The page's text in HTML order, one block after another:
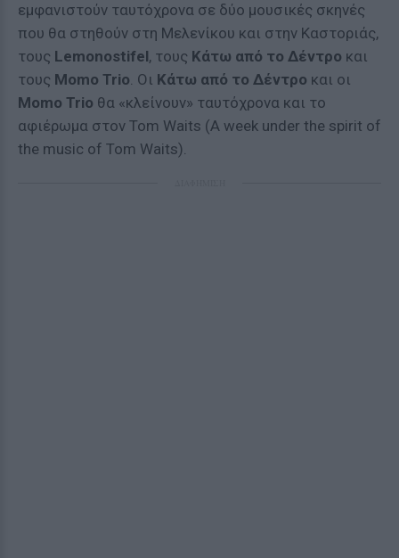
εμφανιστούν ταυτόχρονα σε δύο μουσικές σκηνές
που θα στηθούν στη Μελενίκου και στην Καστοριάς,
τους Lemonostifel, τους Κάτω από το Δέντρο και
τους Momo Trio. Οι Κάτω από το Δέντρο και οι
Momo Trio θα «κλείνουν» ταυτόχρονα και το
αφιέρωμα στον Tom Waits (A week under the spirit of
the music of Tom Waits).